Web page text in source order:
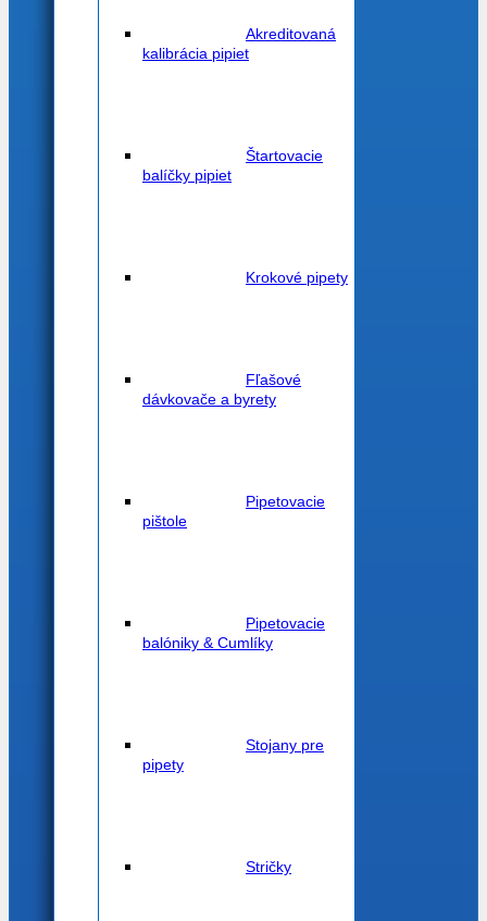
Akreditovaná
kalibrácia pipiet
Štartovacie
balíčky pipiet
Krokové pipety
Fľašové
dávkovače a byrety
Pipetovacie
pištole
Pipetovacie
balóniky & Cumlíky
Stojany pre
pipety
Stričky